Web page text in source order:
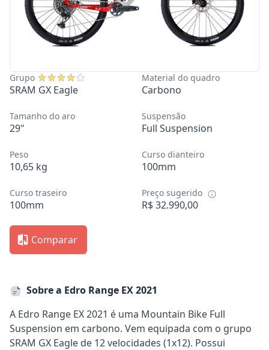
Grupo
SRAM GX Eagle
Material do quadro
Carbono
Tamanho do aro
29"
Suspensão
Full Suspension
Peso
10,65 kg
Curso dianteiro
100mm
Curso traseiro
100mm
Preço sugerido
R$ 32.990,00
Comparar
Sobre a Edro Range EX 2021
A Edro Range EX 2021 é uma Mountain Bike Full
Suspension em carbono. Vem equipada com o grupo
SRAM GX Eagle de 12 velocidades (1x12). Possui